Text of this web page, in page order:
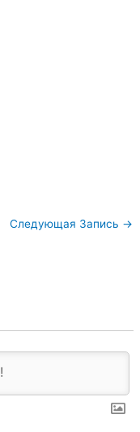
Следующая Запись →